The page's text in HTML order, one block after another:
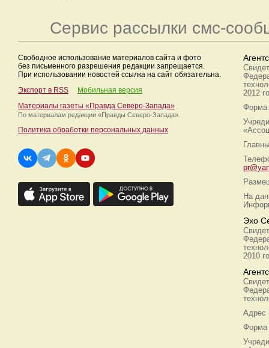
Сервис рассылки смс-
Свободное использование материалов сайта и фото
без письменного разрешения редакции запрещается.
При использовании новостей ссылка на сайт обязательна.
Экспорт в RSS
Мобильная версия
Материалы газеты «Правда Северо-Запада»
По материалам редакции «Правды Северо-Запада».
Политика обработки персональных данных
2012
Форма
На
Эхо
2010
Адрес
Форма